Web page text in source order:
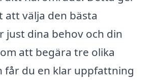
att välja den bästa
just dina behov och din
att begära tre olika
får du en klar uppfattning